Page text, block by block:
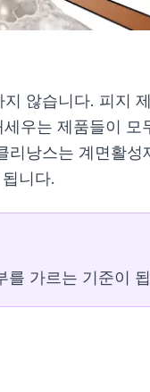
않습니다. 피지
우는 제품들이 모
리낭스는 계면활
니다.
를 가르는 기준이